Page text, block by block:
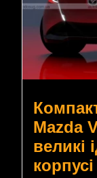
Mazda
великі
корпусі